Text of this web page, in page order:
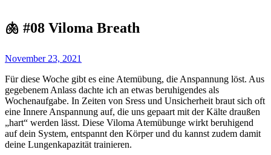
🫁 #08 Viloma Breath
November 23, 2021
Für diese Woche gibt es eine Atemübung, die Anspannung löst. Aus
gegebenem Anlass dachte ich an etwas beruhigendes als
Wochenaufgabe. In Zeiten von Sress und Unsicherheit braut sich oft
eine Innere Anspannung auf, die uns gepaart mit der Kälte draußen
„hart“ werden lässt. Diese Viloma Atemübunge wirkt beruhigend
auf dein System, entspannt den Körper und du kannst zudem damit
deine Lungenkapazität trainieren.